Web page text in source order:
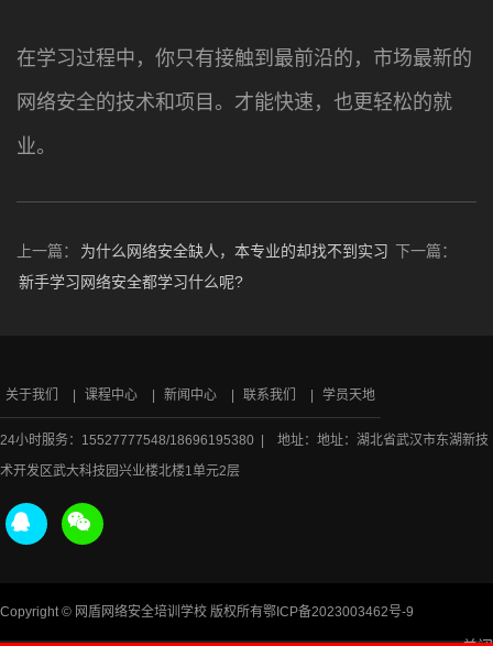
在学习过程中，你只有接触到最前沿的，市场最新的
网络安全的技术和项目。才能快速，也更轻松的就
业。
上一篇： 为什么网络安全缺人，本专业的却找不到实习 下一篇：
新手学习网络安全都学习什么呢?
关于我们 课程中心 新闻中心 联系我们 学员天地
24小时服务：15527777548/18696195380 | 地址：地址：湖北省武汉市东湖新技
术开发区武大科技园兴业楼北楼1单元2层
Copyright © 网盾网络安全培训学校 版权所有鄂ICP备2023003462号-9